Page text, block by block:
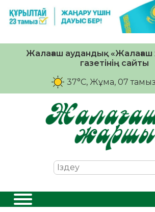
Жалағаш аудандық
газетінің сайты
37°C, Жұма, 07 тамыз,